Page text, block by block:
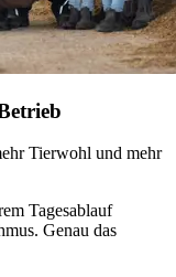
Tierwohl und mehr
Tagesablauf
Genau das